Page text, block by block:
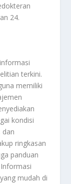
24.
terkini.
memiliki
kondisi
dan
ringkasan
panduan
mudah di